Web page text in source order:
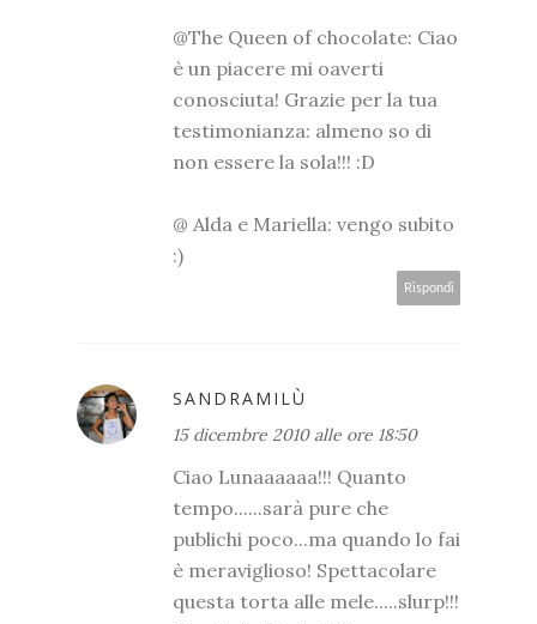
@The Queen of chocolate: Ciao
è un piacere mi oaverti
conosciuta! Grazie per la tua
testimonianza: almeno so di
non essere la sola!!! :D
@ Alda e Mariella: vengo subito
:)
Rispondi
SANDRAMILÙ
15 dicembre 2010 alle ore 18:50
Ciao Lunaaaaaa!!! Quanto
tempo......sarà pure che
publichi poco...ma quando lo fai
è meraviglioso! Spettacolare
questa torta alle mele.....slurp!!!